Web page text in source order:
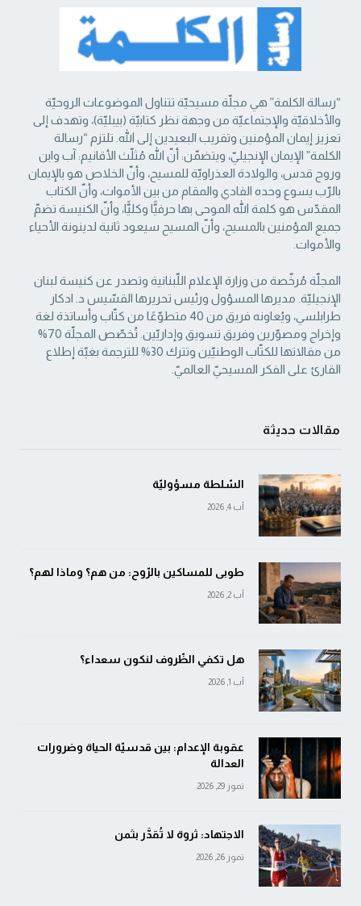
“رسالة الكلمة” هي مجلّة مسيحيّة تتناول الموضوعات الروحيّة
والأخلاقيّة والإجتماعيّة من ‏وجهة نظر كتابيّة (بيبليّة)، وتهدف إلى
تعزيز إيمان المؤمنين وتقريب البعيدين إلى الله. تلتزم “رسالة
‏الكلمة” الإيمان الإنجيليّ، ويتضمّن: أنّ الله مُثلّث الأقانيم: آب وابن
وروح قدس، والولادة العذراويّة ‏للمسيح، وأنّ الخلاص هو بالإيمان
بالرّب يسوع وحده الفادي والمقام من بين الأموات، وأنّ الكتاب
‏المقدّس هو كلمة الله الموحى بها حرفيًّا وكليًّا، وأنّ الكنيسة تضمّ
جميع المؤمنين بالمسيح، وأنّ المسيح ‏سيعود ثانية لدينونة الأحياء
والأموات. ‏
المجلّة مُرخّصة من وزارة الإعلام اللّبنانية وتصدر عن كنيسة لبنان
الإنجيليّة. مديرها المسؤول ‏ورئيس تحريرها القسّيس د. ادكار
طرابلسي، ويُعاونه فريق من 40 متطوّعًا من كتّاب وأساتذة لغة
‏وإخراج ومصوّرين وفريق تسويق وإداريّين. تُخصّص المجلّة 70%
من مقالاتها للكتّاب الوطنيّين ‏وتترك 30% للترجمة بغيّة إطلاع
القارئ على الفكر المسيحيّ العالميّ.‏
مقالات حديثة
السّلطة مسؤوليّة
آب 4, 2026
طوبى للمساكين بالرّوح: من هم؟ وماذا لهم؟
آب 2, 2026
هل تكفي الظّروف لنكون سعداء؟
آب 1, 2026
عقوبة الإعدام: بين قدسيّة الحياة وضرورات
العدالة
تموز 29, 2026
الاجتهاد: ثروة لا تُقدَّر بثمن
تموز 26, 2026